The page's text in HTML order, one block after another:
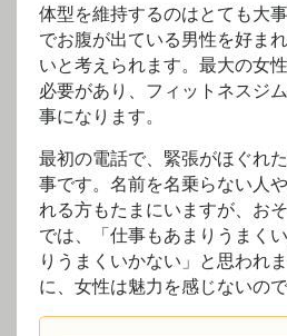
体型を維持するのはとても大
でお腹が出ている男性を好ま
いと考えられます。最大の女
必要があり、フィットネスジ
事になります。
最初の電話で、緊張がほぐれ
事です。名前を名乗らない人
れる方もたまにいますが、お
では、「仕事もあまりうまく
りうまくいかない」と思われ
に、女性は魅力を感じないの